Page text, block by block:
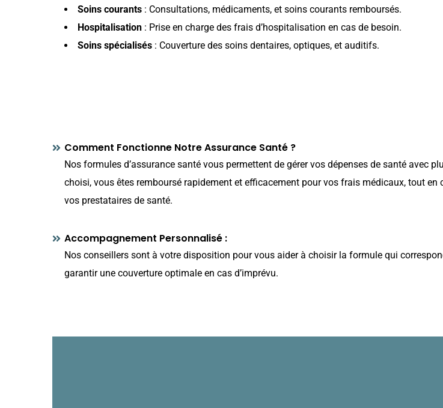
Soins courants : Consultations, médicaments, et soins courants remboursés.
Hospitalisation : Prise en charge des frais d’hospitalisation en cas de besoin.
Soins spécialisés : Couverture des soins dentaires, optiques, et auditifs.
Comment Fonctionne Notre Assurance Santé ?
Nos formules d’assurance santé vous permettent de gérer vos dépenses de santé avec
choisi, vous êtes remboursé rapidement et efficacement pour vos frais médicaux, tout en
vos prestataires de santé.
Accompagnement Personnalisé :
Nos conseillers sont à votre disposition pour vous aider à choisir la formule qui
garantir une couverture optimale en cas d’imprévu.